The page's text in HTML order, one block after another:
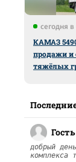
сегодня
КАМАЗ
продажи и
тяжёлых
добрый
комплекса